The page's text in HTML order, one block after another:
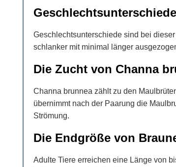
Geschlechtsunterschiede
Geschlechtsunterschiede sind bei
schlanker mit minimal länger
Die Zucht von Channa
Channa brunnea zählt zu den
übernimmt nach der Paarung die
Strömung.
Die Endgröße von
Adulte Tiere erreichen eine Länge von